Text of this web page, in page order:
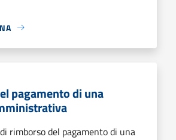
pagamento di una
rimborso del pagamento di una